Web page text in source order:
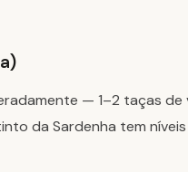
— 1–2 taças de
da Sardenha tem